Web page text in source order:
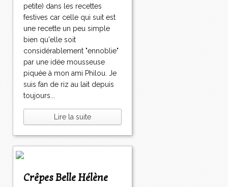
petite) dans les recettes
festives car celle qui suit est
une recette un peu simple
bien qu'elle soit
considérablement "ennoblie"
par une idée mousseuse
piquée à mon ami Philou. Je
suis fan de riz au lait depuis
toujours...
Lire la suite
Crêpes Belle Hélène